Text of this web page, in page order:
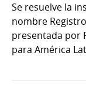
Se resuelve la
nombre
presentada por
para América